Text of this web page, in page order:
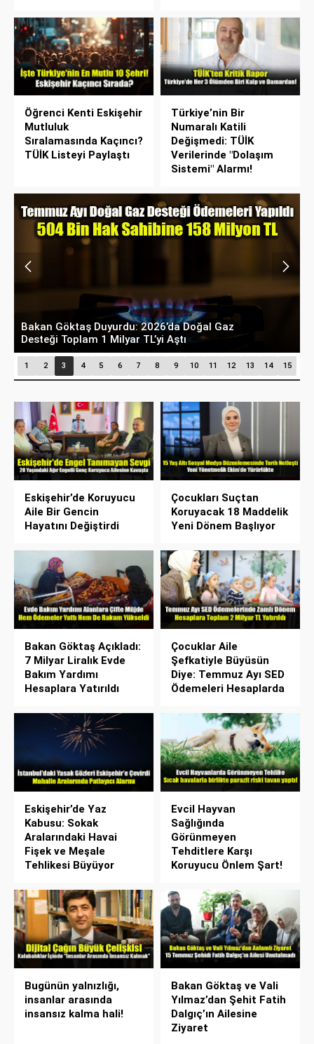
Öğrenci Kenti Eskişehir
Mutluluk
Sıralamasında Kaçıncı?
TÜİK Listeyi Paylaştı
Türkiye’nin Bir
Numaralı Katili
Değişmedi: TÜİK
Verilerinde "Dolaşım
Sistemi" Alarmı!
Bakan Göktaş Duyurdu: 2026’da Doğal Gaz
Desteği Toplam 1 Milyar TL’yi Aştı
1 2 3 4 5 6 7 8 9 10 11 12 13 14 15
Eskişehir’de Koruyucu
Aile Bir Gencin
Hayatını Değiştirdi
Çocukları Suçtan
Koruyacak 18 Maddelik
Yeni Dönem Başlıyor
Bakan Göktaş Açıkladı:
7 Milyar Liralık Evde
Bakım Yardımı
Hesaplara Yatırıldı
Çocuklar Aile
Şefkatiyle Büyüsün
Diye: Temmuz Ayı SED
Ödemeleri Hesaplarda
Eskişehir’de Yaz
Kabusu: Sokak
Aralarındaki Havai
Fişek ve Meşale
Tehlikesi Büyüyor
Evcil Hayvan
Sağlığında
Görünmeyen
Tehditlere Karşı
Koruyucu Önlem Şart!
Bugünün yalnızlığı,
insanlar arasında
insansız kalma hali!
Bakan Göktaş ve Vali
Yılmaz’dan Şehit Fatih
Dalgıç’ın Ailesine
Ziyaret